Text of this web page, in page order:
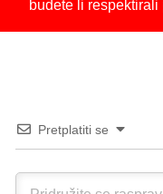
budete li
Pretplatiti se